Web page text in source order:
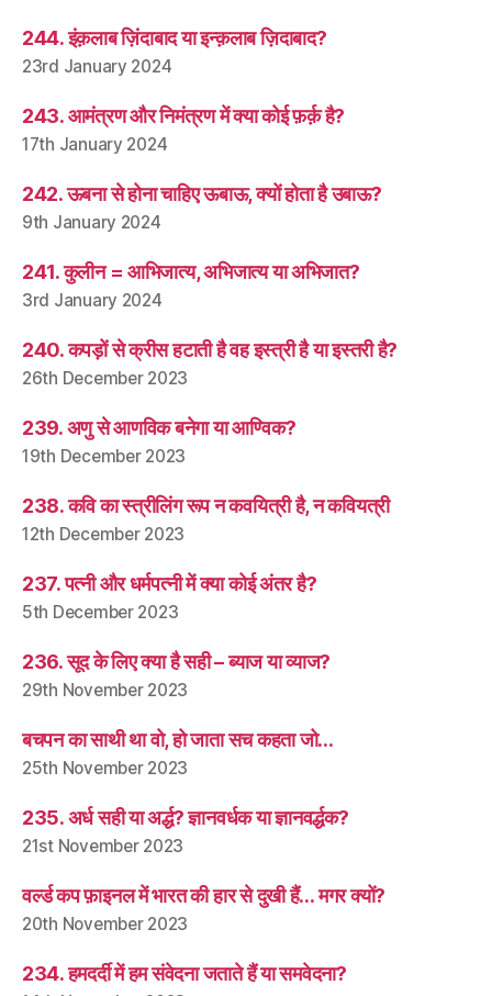
244. इंक़लाब ज़िंदाबाद या इन्क़लाब ज़िदाबाद?
23rd January 2024
243. आमंत्रण और निमंत्रण में क्या कोई फ़र्क़ है?
17th January 2024
242. ऊबना से होना चाहिए ऊबाऊ, क्यों होता है उबाऊ?
9th January 2024
241. कुलीन = आभिजात्य, अभिजात्य या अभिजात?
3rd January 2024
240. कपड़ों से क्रीस हटाती है वह इस्त्री है या इस्तरी है?
26th December 2023
239. अणु से आणविक बनेगा या आण्विक?
19th December 2023
238. कवि का स्त्रीलिंग रूप न कवयित्री है, न कवियत्री
12th December 2023
237. पत्नी और धर्मपत्नी में क्या कोई अंतर है?
5th December 2023
236. सूद के लिए क्या है सही – ब्याज या व्याज?
29th November 2023
बचपन का साथी था वो, हो जाता सच कहता जो…
25th November 2023
235. अर्ध सही या अर्द्ध? ज्ञानवर्धक या ज्ञानवर्द्धक?
21st November 2023
वर्ल्ड कप फ़ाइनल में भारत की हार से दुखी हैं… मगर क्यों?
20th November 2023
234. हमदर्दी में हम संवेदना जताते हैं या समवेदना?